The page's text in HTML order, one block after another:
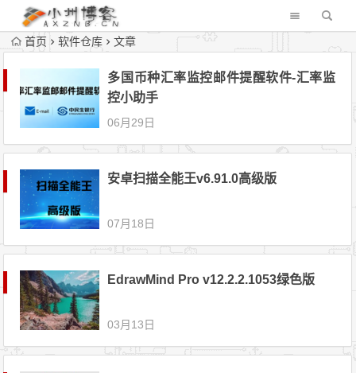
首页 软件仓库 文章
多国币种汇率监控邮件提醒软件-汇率监
控小助手
06月29日
安卓扫描全能王v6.91.0高级版
07月18日
EdrawMind Pro v12.2.2.1053绿色版
03月13日